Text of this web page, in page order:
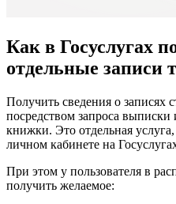
Как в Госуслугах
отдельные записи
Получить сведения о записях
посредством запроса выписки
книжки. Это отдельная
личном кабинете на
При этом у пользователя в
получить желаемое: